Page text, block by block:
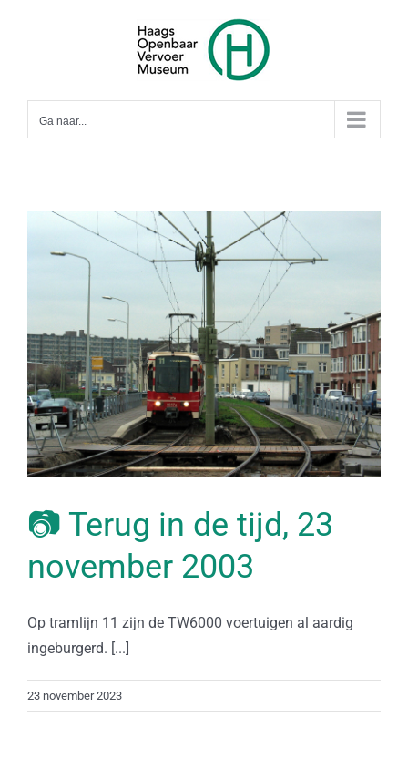
Ga naar...
📷 Terug in de tijd, 23
november 2003
Op tramlijn 11 zijn de TW6000 voertuigen al aardig
ingeburgerd. [...]
23 november 2023